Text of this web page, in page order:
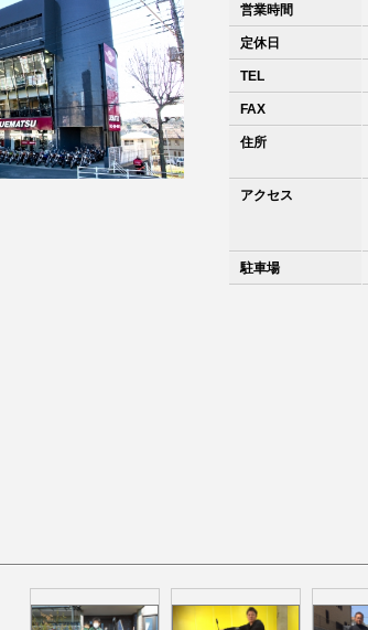
営業時間
定休日
TEL
FAX
住所
アクセス
駐車場